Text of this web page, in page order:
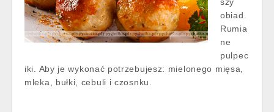
obiad.
Rumia
ne
pulpec
iki. Aby je wykonać potrzebujesz: mielonego mięsa,
mleka, bułki, cebuli i czosnku.